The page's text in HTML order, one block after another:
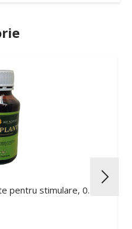
pentru stimulare, 0.5 l